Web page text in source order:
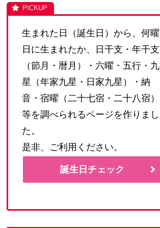
生まれた日（誕生日）から、何曜
日に生まれたか、日干支・年干支
（節月・暦月）・六曜・五行・九
星（年家九星・日家九星）・納
音・宿曜（二十七宿・二十八宿）
等を調べられるページを作りまし
た。
是非、ご利用ください。
誕生日チェック